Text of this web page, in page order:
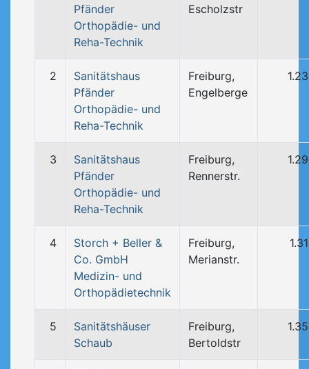
Pfänder
Orthopädie- und
Reha-Technik
Escholzstr
2
Sanitätshaus
Pfänder
Orthopädie- und
Reha-Technik
Freiburg,
Engelberge
3
Sanitätshaus
Pfänder
Orthopädie- und
Reha-Technik
Freiburg,
Rennerstr.
4
Storch + Beller &
Co. GmbH
Medizin- und
Orthopädietechnik
Freiburg,
Merianstr.
5
Sanitätshäuser
Schaub
Freiburg,
Bertoldstr